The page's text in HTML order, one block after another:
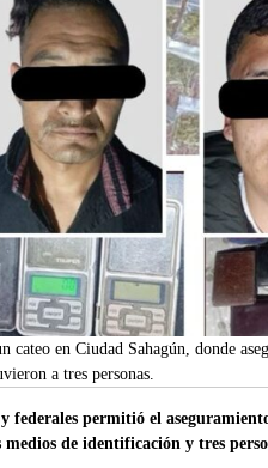
cateo en Ciudad Sahagún, donde
a tres personas.
permitió el
de identificación y tres